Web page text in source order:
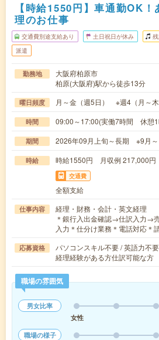
【時給1550円】車通勤OK
理のお仕事
交通費別途支給あり 土日祝日が休み 残
派遣
勤務地
大阪府柏原市
柏原(大阪府)駅から徒歩13分
曜日頻度 月～金（週5日） ※週4（月～
時間 09:00～17:00(実働7時間 休憩1
期間 2026年09月上旬～長期 ※9月～
時給 時給1550円 月収例 217,000円
交通費
全額支給
仕事内容
経理・財務・会計・英文経理
＊銀行入出金確認→仕訳入力→
入力＊仕分け業務＊電話対応
応募資格
パソコンスキル不要 / 英語力不要
経理経験がある方仕訳可能な方
職場の雰囲気
男女比率
女性
職場の様子